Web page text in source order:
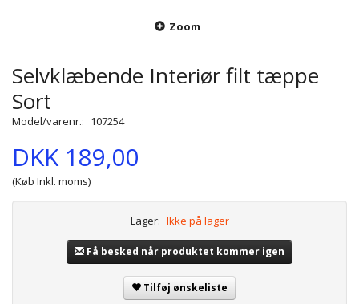
Zoom
Selvklæbende Interiør filt tæppe
Sort
Model/varenr.: 107254
DKK 189,00
(Køb Inkl. moms)
Lager: Ikke på lager
Få besked når produktet kommer igen
Tilføj ønskeliste